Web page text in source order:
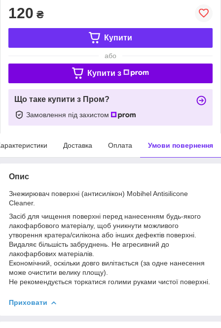
120 ₴
Купити
або
Купити з
Що таке купити з Пром?
Замовлення під захистом
Доставка Оплата Умови повернення
Опис
Знежирювач поверхні (антисилікон) Mobihel Antisilicone
Cleaner.
Засіб для чищення поверхні перед нанесенням будь-якого
лакофарбового матеріалу, щоб уникнути можливого
утворення кратера/силікона або інших дефектів поверхні.
Видаляє більшість забруднень. Не агресивний до
лакофарбових матеріалів.
Економічний, оскільки довго вилітається (за одне нанесення
може очистити велику площу).
Не рекомендується торкатися голими руками чистої поверхні.
Приховати